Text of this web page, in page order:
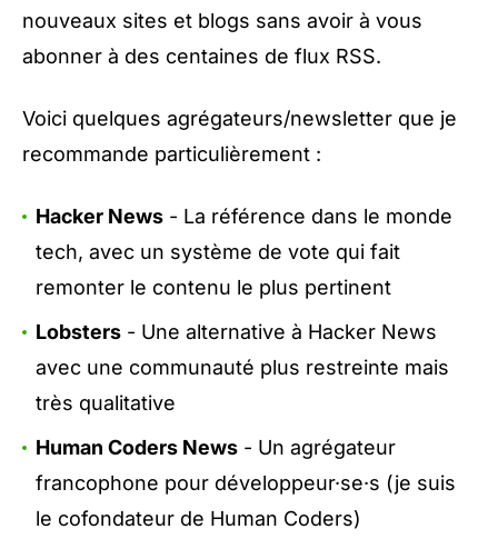
nouveaux sites et blogs sans avoir à vous
abonner à des centaines de flux RSS.
Voici quelques agrégateurs/newsletter que je
recommande particulièrement :
Hacker News - La référence dans le monde
tech, avec un système de vote qui fait
remonter le contenu le plus pertinent
Lobsters - Une alternative à Hacker News
avec une communauté plus restreinte mais
très qualitative
Human Coders News - Un agrégateur
francophone pour développeur·se·s (je suis
le cofondateur de Human Coders)